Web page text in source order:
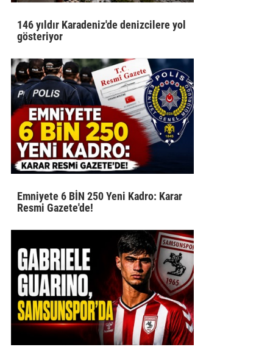
146 yıldır Karadeniz'de denizcilere yol
gösteriyor
Emniyete 6 BİN 250 Yeni Kadro: Karar
Resmi Gazete'de!